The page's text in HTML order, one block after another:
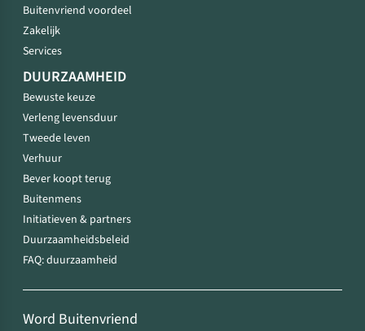
Buitenvriend voordeel
Zakelijk
Services
DUURZAAMHEID
Bewuste keuze
Verleng levensduur
Tweede leven
Verhuur
Bever koopt terug
Buitenmens
Initiatieven & partners
Duurzaamheidsbeleid
FAQ: duurzaamheid
Word Buitenvriend